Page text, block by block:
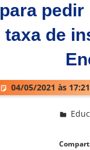
para pedir
taxa de
04/05/2021 às 17:21